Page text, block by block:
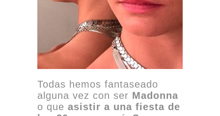
Todas hemos fantaseado
alguna vez con ser Madonna
o que asistir a una fiesta de